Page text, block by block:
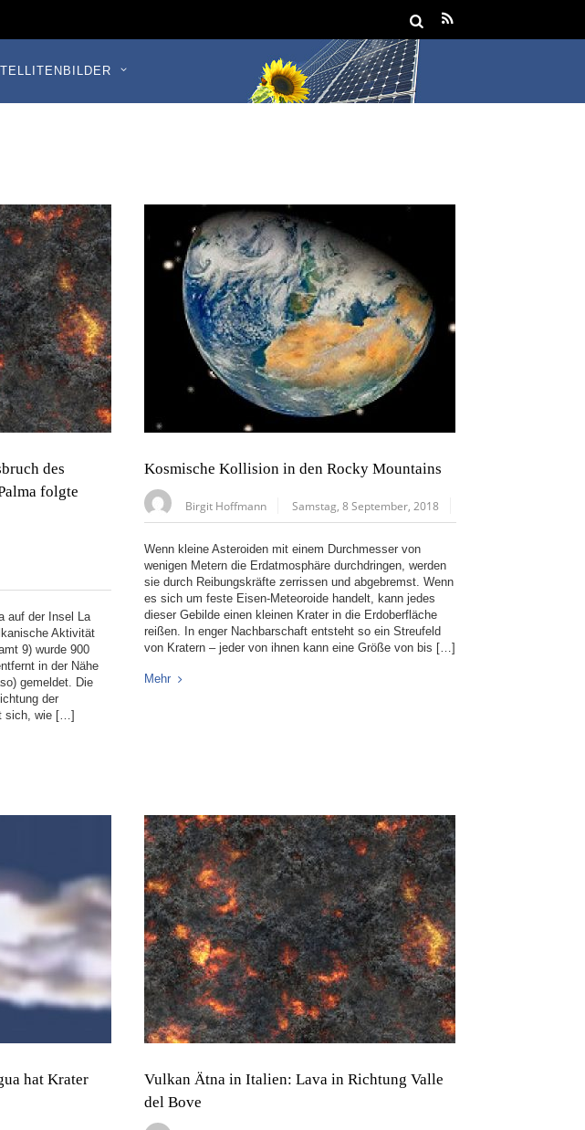
des
folgte
auf der Insel La
Aktivität
9) wurde 900
in der Nähe
gemeldet. Die
der
sich, wie […]
Kosmische Kollision in den Rocky Mountains
Birgit Hoffmann Samstag, 8 September, 2018
Wenn kleine Asteroiden mit einem Durchmesser von
wenigen Metern die Erdatmosphäre durchdringen, werden
sie durch Reibungskräfte zerrissen und abgebremst. Wenn
es sich um feste Eisen-Meteoroide handelt, kann jedes
dieser Gebilde einen kleinen Krater in die Erdoberfläche
reißen. In enger Nachbarschaft entsteht so ein Streufeld
von Kratern – jeder von ihnen kann eine Größe von bis […]
Mehr
hat Krater
Vulkan Ätna in Italien: Lava in Richtung Valle
del Bove